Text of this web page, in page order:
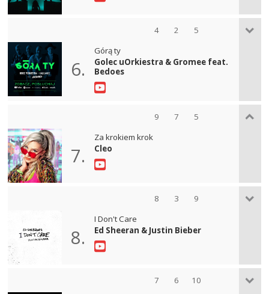
4 2 5
6.
Górą ty
Golec uOrkiestra & Gromee feat.
Bedoes
9 7 5
7.
Za krokiem krok
Cleo
8 3 9
8.
I Don't Care
Ed Sheeran & Justin Bieber
7 6 10